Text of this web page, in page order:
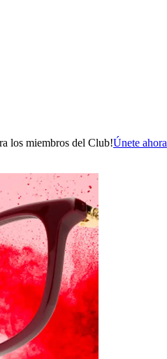
los miembros del Club!Únete ahora